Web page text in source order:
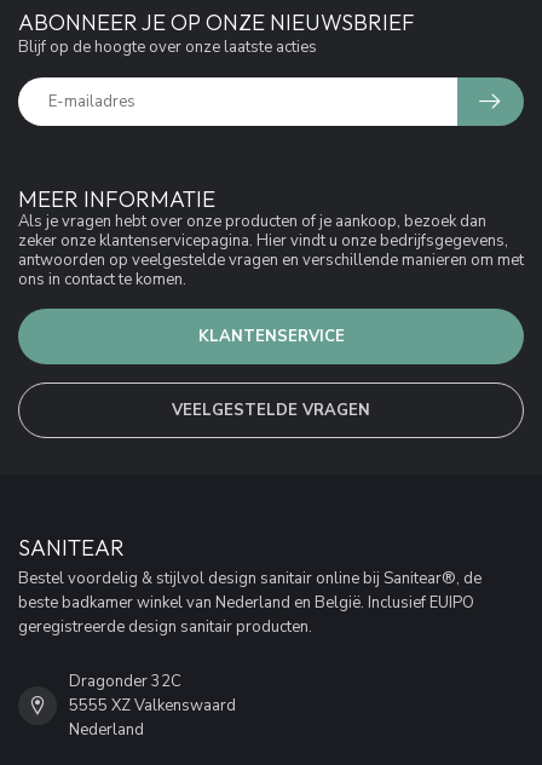
MEER INFORMATIE
Als je vragen hebt over onze producten of je aankoop, bezoek dan
zeker onze klantenservicepagina. Hier vindt u onze bedrijfsgegevens,
antwoorden op veelgestelde vragen en verschillende manieren om met
ons in contact te komen.
KLANTENSERVICE
VEELGESTELDE VRAGEN
ABONNEER JE OP ONZE NIEUWSBRIEF
Blijf op de hoogte over onze laatste acties
SANITEAR
Bestel voordelig & stijlvol design sanitair online bij Sanitear®, de
beste badkamer winkel van Nederland en België. Inclusief EUIPO
geregistreerde design sanitair producten.
Dragonder 32C
5555 XZ Valkenswaard
Nederland